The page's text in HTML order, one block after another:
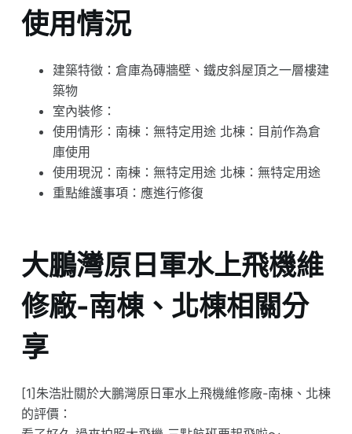
使用情況
建築特徵：倉庫為磚牆壁、鐵皮斜屋頂之一層樓建
築物
室內裝修：
使用情形：南棟：無特定用途 北棟：目前作為倉
庫使用
使用現況：南棟：無特定用途 北棟：無特定用途
重點維護事項：應進行修復
大鵬灣原日軍水上飛機維
修廠-南棟、北棟相關分
享
[1]朱浩壯關於大鵬灣原日軍水上飛機維修廠-南棟、北棟
的評價：